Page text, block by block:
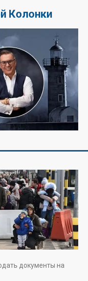
Колонки
документы на